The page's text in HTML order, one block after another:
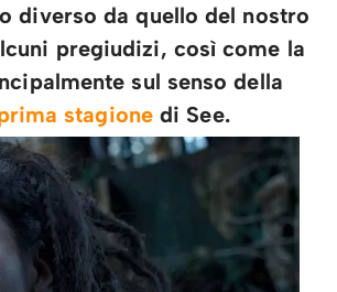
diverso da quello del nostro
pregiudizi, così come la
sul senso della
stagionedi See.